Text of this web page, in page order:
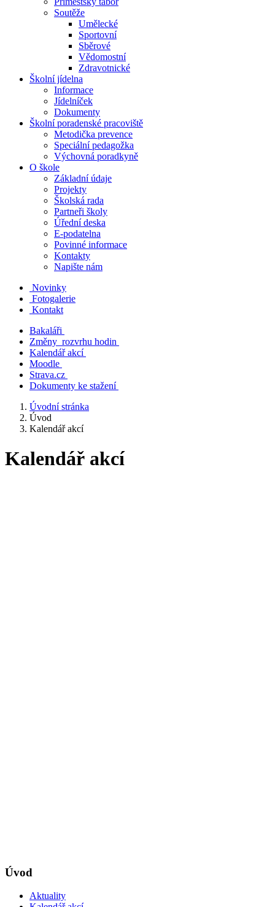
Soutěže
Umělecké
Sportovní
Sběrové
Vědomostní
Zdravotnické
Školní jídelna
Informace
Jídelníček
Dokumenty
Školní poradenské pracoviště
Metodička prevence
Speciální pedagožka
Výchovná poradkyně
O škole
Základní údaje
Projekty
Školská rada
Partneři školy
Úřední deska
E-podatelna
Povinné informace
Kontakty
Napište nám
Novinky
Fotogalerie
Kontakt
Bakaláři
Změny rozvrhu hodin
Kalendář akcí
Moodle
Strava.cz
Dokumenty ke stažení
Úvodní stránka
Úvod
Kalendář akcí
Kalendář akcí
Úvod
Aktuality